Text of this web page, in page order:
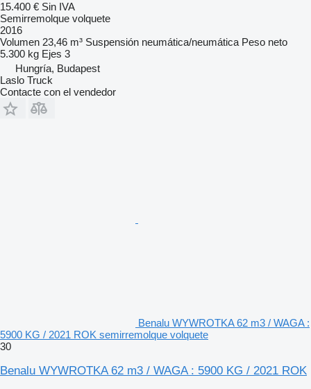
15.400 € Sin IVA
Semirremolque volquete
2016
Volumen 23,46 m³ Suspensión neumática/neumática Peso neto
5.300 kg Ejes 3
Hungría, Budapest
Laslo Truck
Contacte con el vendedor
Benalu WYWROTKA 62 m3 / WAGA :
5900 KG / 2021 ROK semirremolque volquete
30
Benalu WYWROTKA 62 m3 / WAGA : 5900 KG / 2021 ROK